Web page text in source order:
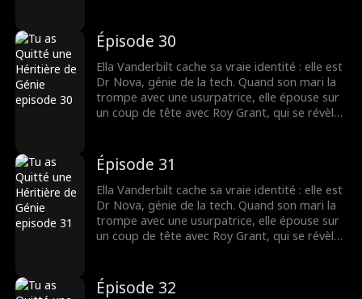
contrat du siècle.
Épisode 30
Ella Vanderbilt cache sa vraie identité : elle est
Dr Nova, génie de la tech. Quand son mari la
trompe avec une usurpatrice, elle épouse sur
un coup de tête avec Roy Grant, qui se révèle
contrat du siècle.
Épisode 31
Ella Vanderbilt cache sa vraie identité : elle est
Dr Nova, génie de la tech. Quand son mari la
trompe avec une usurpatrice, elle épouse sur
un coup de tête avec Roy Grant, qui se révèle
contrat du siècle.
Épisode 32